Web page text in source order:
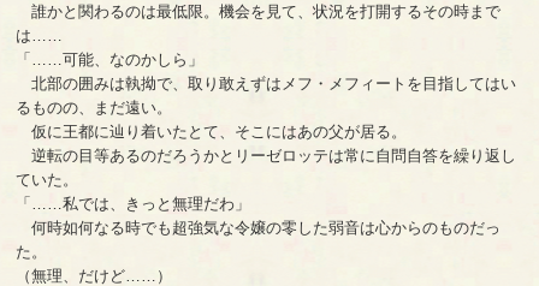
誰かと関わるのは最低限。機会を見て、状況を打開するその時まで
は……
「……可能、なのかしら」
北部の囲みは執拗で、取り敢えずはメフ・メフィートを目指してはい
るものの、まだ遠い。
仮に王都に辿り着いたとて、そこにはあの父が居る。
逆転の目等あるのだろうかとリーゼロッテは常に自問自答を繰り返し
ていた。
「……私では、きっと無理だわ」
何時如何なる時でも超強気な令嬢の零した弱音は心からのものだっ
た。
（無理、だけど……）